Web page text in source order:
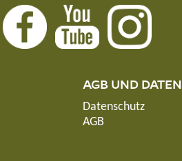
AGB UND DATEN
Datenschutz
AGB